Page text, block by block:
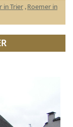
in Trier,Roemer in